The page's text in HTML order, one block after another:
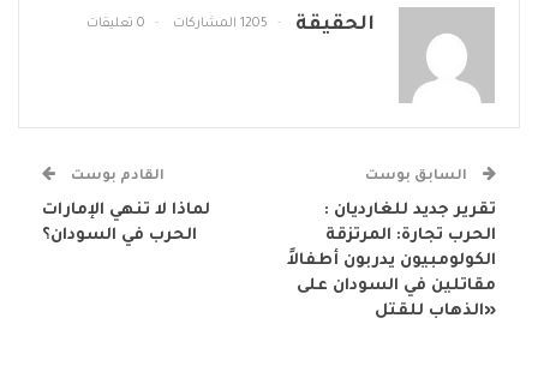
الحقيقة 1205 المشاركات 0 تعليقات
السابق بوست
تقرير جديد للغارديان :
الحرب تجارة: المرتزقة
الكولومبيون يدربون أطفالاً
مقاتلين في السودان على
«الذهاب للقتل
القادم بوست
‏لماذا لا تنهي الإمارات
الحرب في السودان؟